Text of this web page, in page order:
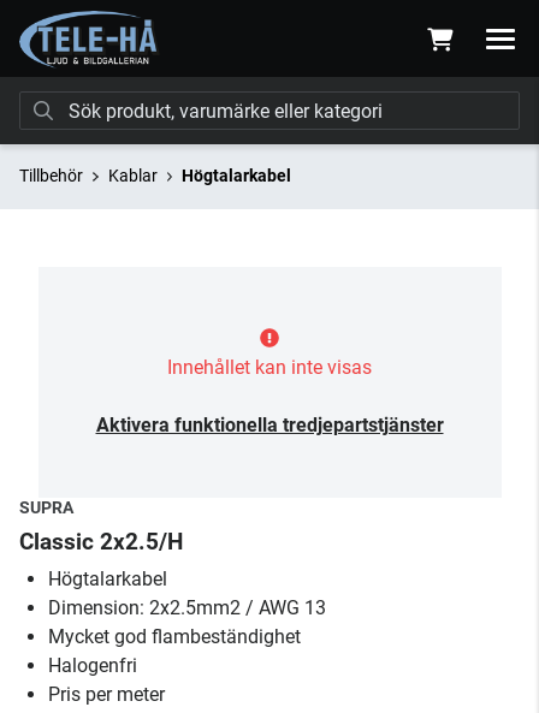
Tillbehör Kablar Högtalarkabel
Innehållet kan inte visas
Aktivera funktionella tredjepartstjänster
SUPRA
Classic 2x2.5/H
Högtalarkabel
Dimension: 2x2.5mm2 / AWG 13
Mycket god flambeständighet
Halogenfri
Pris per meter